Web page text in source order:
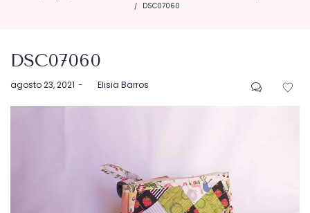
/ DSC07060
DSC07060
Postado
agosto 23, 2021 byElisia Barros